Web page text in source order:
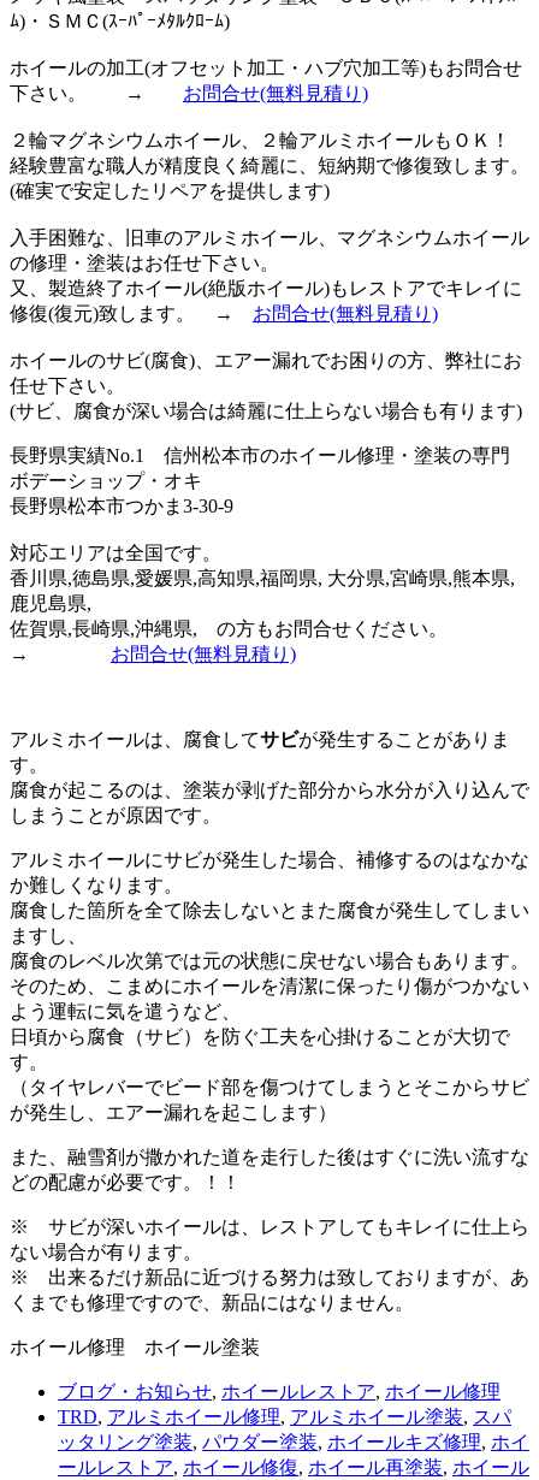
ﾑ)・ＳＭＣ(ｽｰﾊﾟｰﾒﾀﾙｸﾛｰﾑ)
ホイールの加工(オフセット加工・ハブ穴加工等)もお問合せ
下さい。 → お問合せ(無料見積り)
２輪マグネシウムホイール、２輪アルミホイールもＯＫ！
経験豊富な職人が精度良く綺麗に、短納期で修復致します。
(確実で安定したリペアを提供します)
入手困難な、旧車のアルミホイール、マグネシウムホイール
の修理・塗装はお任せ下さい。
又、製造終了ホイール(絶版ホイール)もレストアでキレイに
修復(復元)致します。 → お問合せ(無料見積り)
ホイールのサビ(腐食)、エアー漏れでお困りの方、弊社にお
任せ下さい。
(サビ、腐食が深い場合は綺麗に仕上らない場合も有ります)
長野県実績No.1 信州松本市のホイール修理・塗装の専門
ボデーショップ・オキ
長野県松本市つかま3-30-9
対応エリアは全国です。
香川県,徳島県,愛媛県,高知県,福岡県, 大分県,宮崎県,熊本県,
鹿児島県,
佐賀県,長崎県,沖縄県, の方もお問合せください。
→ お問合せ(無料見積り)
アルミホイールは、腐食してサビが発生することがありま
す。
腐食が起こるのは、塗装が剥げた部分から水分が入り込んで
しまうことが原因です。
アルミホイールにサビが発生した場合、補修するのはなかな
か難しくなります。
腐食した箇所を全て除去しないとまた腐食が発生してしまい
ますし、
腐食のレベル次第では元の状態に戻せない場合もあります。
そのため、こまめにホイールを清潔に保ったり傷がつかない
よう運転に気を遣うなど、
日頃から腐食（サビ）を防ぐ工夫を心掛けることが大切で
す。
（タイヤレバーでビード部を傷つけてしまうとそこからサビ
が発生し、エアー漏れを起こします）
また、融雪剤が撒かれた道を走行した後はすぐに洗い流すな
どの配慮が必要です。！！
※ サビが深いホイールは、レストアしてもキレイに仕上ら
ない場合が有ります。
※ 出来るだけ新品に近づける努力は致しておりますが、あ
くまでも修理ですので、新品にはなりません。
ホイール修理 ホイール塗装
ブログ・お知らせ, ホイールレストア, ホイール修理
TRD, アルミホイール修理, アルミホイール塗装, スパ
ッタリング塗装, パウダー塗装, ホイールキズ修理, ホイ
ールレストア, ホイール修復, ホイール再塗装, ホイール